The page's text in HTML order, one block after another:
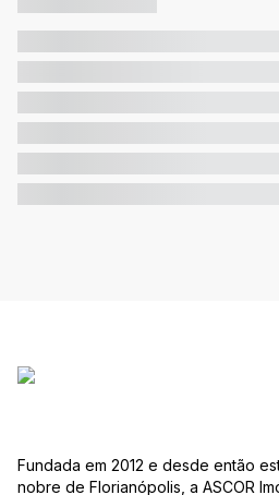
Fundada em 2012 e desde então
nobre de Florianópolis, a ASCOR